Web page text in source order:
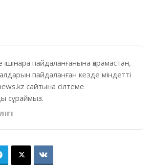
ішінара пайдаланғанына қарамастан,
пайдаланған кезде міндетті
сайтына сілтеме
сұраймыз.